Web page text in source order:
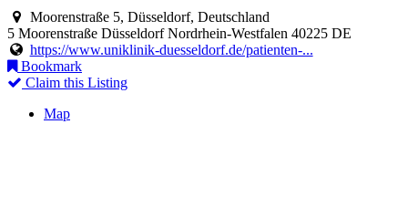
Moorenstraße 5, Düsseldorf, Deutschland
5 Moorenstraße Düsseldorf Nordrhein-Westfalen 40225 DE
https://www.uniklinik-duesseldorf.de/patienten-...
Bookmark
Claim this Listing
Map